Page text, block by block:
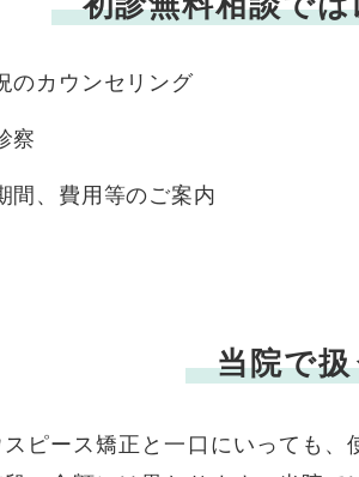
のカウンセリング
察
間、費用等のご案内
当院で
スピース矯正と一口にいっても、